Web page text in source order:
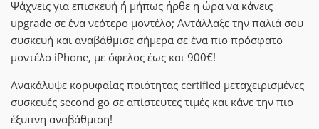
Ψάχνεις για επισκευή ή μήπως ήρθε η ώρα να κάνεις
upgrade σε ένα νεότερο μοντέλο; Αντάλλαξε την παλιά σου
συσκευή και αναβάθμισε σήμερα σε ένα πιο πρόσφατο
μοντέλο iPhone, με όφελος έως και 900€!
Ανακάλυψε κορυφαίας ποιότητας certified μεταχειρισμένες
συσκευές second go σε απίστευτες τιμές και κάνε την πιο
έξυπνη αναβάθμιση!